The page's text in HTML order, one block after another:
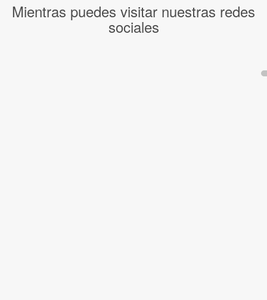
Mientras puedes visitar nuestras redes
sociales